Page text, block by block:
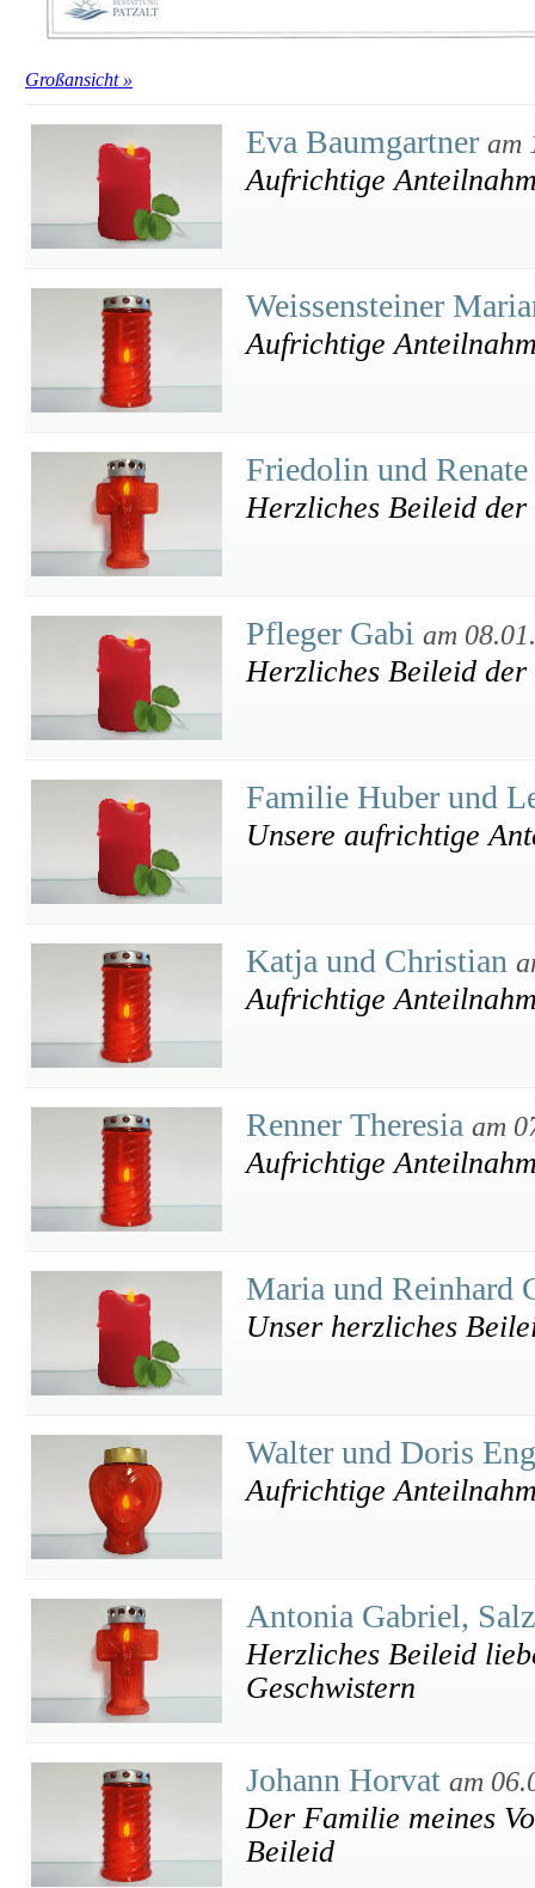
Großansicht »
Eva Baumgartner am
Aufrichtige
Weissensteiner
Aufrichtige
Friedolin und Renate
Herzliches Beileid
Pfleger Gabi am
Herzliches Beileid
Familie Huber und
Unsere aufrichtige
Katja und Christian
Aufrichtige
Renner Theresia am
Aufrichtige
Maria und Reinhard
Unser herzliches
Walter und Doris
Aufrichtige
Antonia Gabriel,
Herzliches Beileid
Geschwistern
Johann Horvat am
Der Familie meines
Beileid